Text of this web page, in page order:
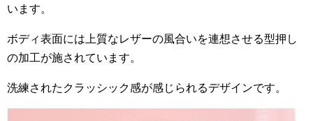
います。
ボディ表面には上質なレザーの風合いを連想させる型押し
の加工が施されています。
洗練されたクラッシック感が感じられるデザインです。